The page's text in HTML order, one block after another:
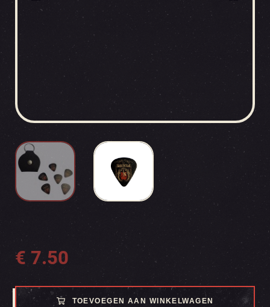
€ 7.50
TOEVOEGEN AAN WINKELWAGEN